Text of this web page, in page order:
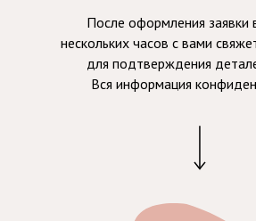
После оформления заявки
нескольких часов с вами
для подтверждения
Вся информация